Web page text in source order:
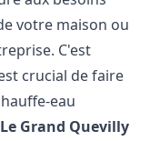
votre maison ou
C'est
crucial de faire
eau
Le Grand Quevilly